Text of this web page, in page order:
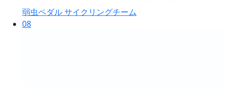
弱虫ペダル サイクリングチーム
08